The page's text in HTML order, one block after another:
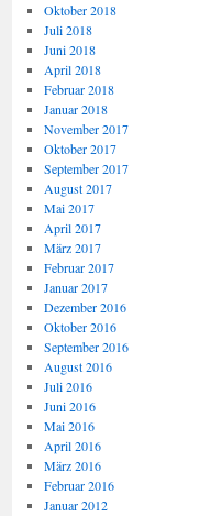
Oktober 2018
Juli 2018
Juni 2018
April 2018
Februar 2018
Januar 2018
November 2017
Oktober 2017
September 2017
August 2017
Mai 2017
April 2017
März 2017
Februar 2017
Januar 2017
Dezember 2016
Oktober 2016
September 2016
August 2016
Juli 2016
Juni 2016
Mai 2016
April 2016
März 2016
Februar 2016
Januar 2012